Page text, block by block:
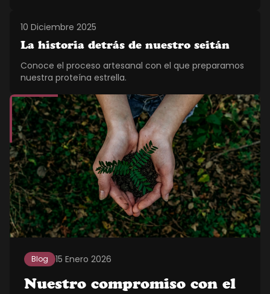
10 Diciembre 2025
La historia detrás de nuestro seitán
Conoce el proceso artesanal con el que preparamos
nuestra proteína estrella.
Blog 15 Enero 2026
Nuestro compromiso con el